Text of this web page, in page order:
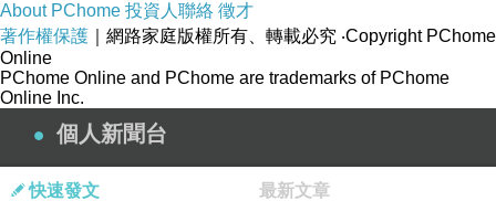
小的分享
蘇軾 琴詩 禪音滿人間
若言弦上有琴音,
置於匣中何不鳴?
若言聲在指頭上,
何不於君指上聽?」
About PChome 投資人聯絡 徵才
著作權保護 ｜網路家庭版權所有、轉載必究 ‧Copyright PChome
Online
PChome Online and PChome are trademarks of PChome
Online Inc.
個人新聞台
快速發文 最新文章